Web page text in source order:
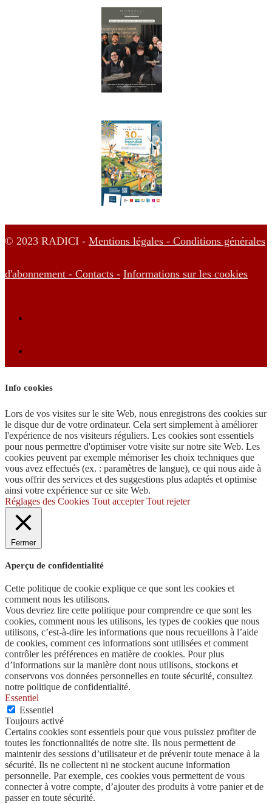
© 2023 RADICI - Mentions légales - Conditions générales
d'abonnement - Contacts - Informations sur les cookies
Info cookies
Lors de vos visites sur le site Web, nous enregistrons des cookies sur
le disque dur de votre ordinateur. Cela sert simplement à améliorer
l'expérience de nos visiteurs réguliers. Les cookies sont essentiels
pour nous permettre d'optimiser votre visite sur notre site Web. Les
cookies peuvent par exemple mémoriser les choix techniques que
vous avez effectués (ex. : paramètres de langue), ce qui nous aide à
vous offrir des services et des suggestions plus adaptés et optimise
ainsi votre expérience sur ce site Web.
Réglages des Cookies Tout accepter Tout rejeter
Fermer
Aperçu de confidentialité
Cette politique de cookie explique ce que sont les cookies et
comment nous les utilisons.
Vous devriez lire cette politique pour comprendre ce que sont les
cookies, comment nous les utilisons, les types de cookies que nous
utilisons, c’est-à-dire les informations que nous recueillons à l’aide
de cookies, comment ces informations sont utilisées et comment
contrôler les préférences en matière de cookies. Pour plus
d’informations sur la manière dont nous utilisons, stockons et
conservons vos données personnelles en toute sécurité, consultez
notre politique de confidentialité.
Essentiel
Essentiel
Toujours activé
Certains cookies sont essentiels pour que vous puissiez profiter de
toutes les fonctionnalités de notre site. Ils nous permettent de
maintenir des sessions d’utilisateur et de prévenir toute menace à la
sécurité. Ils ne collectent ni ne stockent aucune information
personnelle. Par exemple, ces cookies vous permettent de vous
connecter à votre compte, d’ajouter des produits à votre panier et de
passer en toute sécurité.